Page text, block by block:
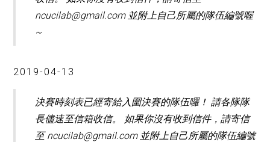
ncucilab@gmail.com 並附上自己所屬的隊伍編號喔
~
2019-04-13
決賽時刻表已經寄給入圍決賽的隊伍囉！ 請各隊隊
長儘速至信箱收信。 如果你沒有收到信件，請寄信
至 ncucilab@gmail.com 並附上自己所屬的隊伍編號